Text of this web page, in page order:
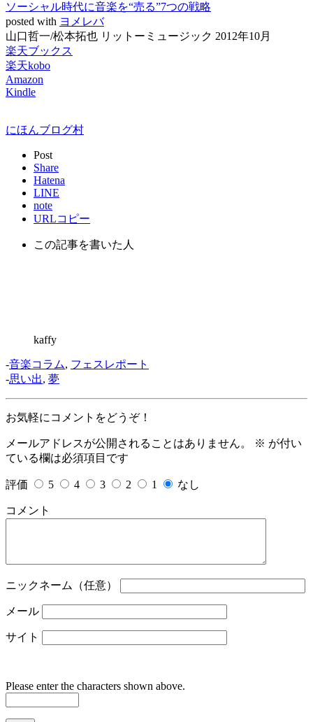
ソーシャル時代に音楽を“売る”7つの戦略
posted with ヨメレバ
山口哲一/松本拓也 リットーミュージック 2012年10月
楽天ブックス
楽天kobo
Amazon
Kindle
にほんブログ村
Post
Share
Hatena
LINE
note
URLコピー
この記事を書いた人
kaffy
-音楽コラム, フェスレポート
-思い出, 夢
お気軽にコメントをどうぞ！
メールアドレスが公開されることはありません。 ※ が付い
ている欄は必須項目です
評価 5 4 3 2 1 なし
コメント
ニックネーム（任意）
メール
サイト
Please enter the characters shown above.